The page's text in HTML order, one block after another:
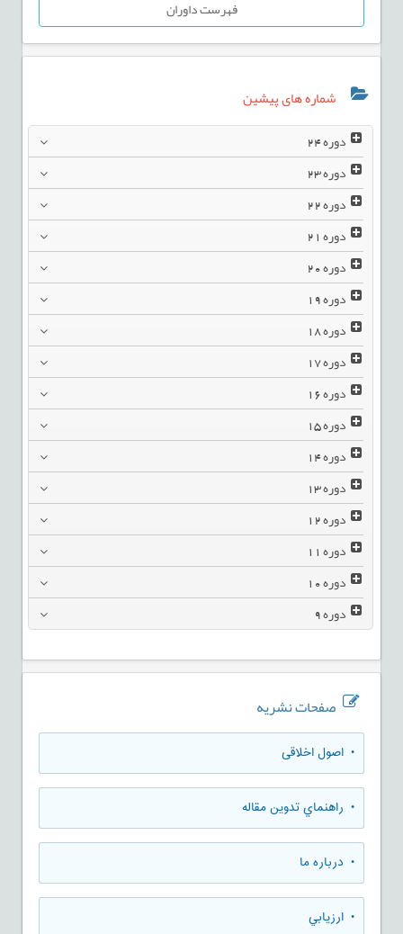
فهرست داوران
شماره های پیشین
دوره24
دوره23
دوره22
دوره21
دوره20
دوره19
دوره18
دوره17
دوره16
دوره15
دوره14
دوره13
دوره12
دوره11
دوره10
دوره9
صفحات نشریه
• اصول اخلاقی
• راهنماي تدوين مقاله
• درباره ما
• ارزيابي